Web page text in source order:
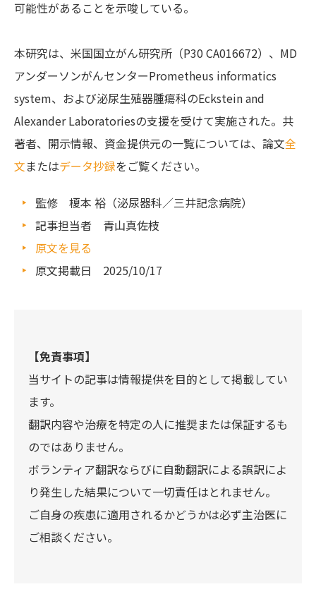
可能性があることを示唆している。
本研究は、米国国立がん研究所（P30 CA016672）、MD
アンダーソンがんセンターPrometheus informatics
system、および泌尿生殖器腫瘍科のEckstein and
Alexander Laboratoriesの支援を受けて実施された。共
著者、開示情報、資金提供元の一覧については、論文全
文またはデータ抄録をご覧ください。
監修 榎本 裕（泌尿器科／三井記念病院）
記事担当者 青山真佐枝
原文を見る
原文掲載日 2025/10/17
【免責事項】
当サイトの記事は情報提供を目的として掲載してい
ます。
翻訳内容や治療を特定の人に推奨または保証するも
のではありません。
ボランティア翻訳ならびに自動翻訳による誤訳によ
り発生した結果について一切責任はとれません。
ご自身の疾患に適用されるかどうかは必ず主治医に
ご相談ください。